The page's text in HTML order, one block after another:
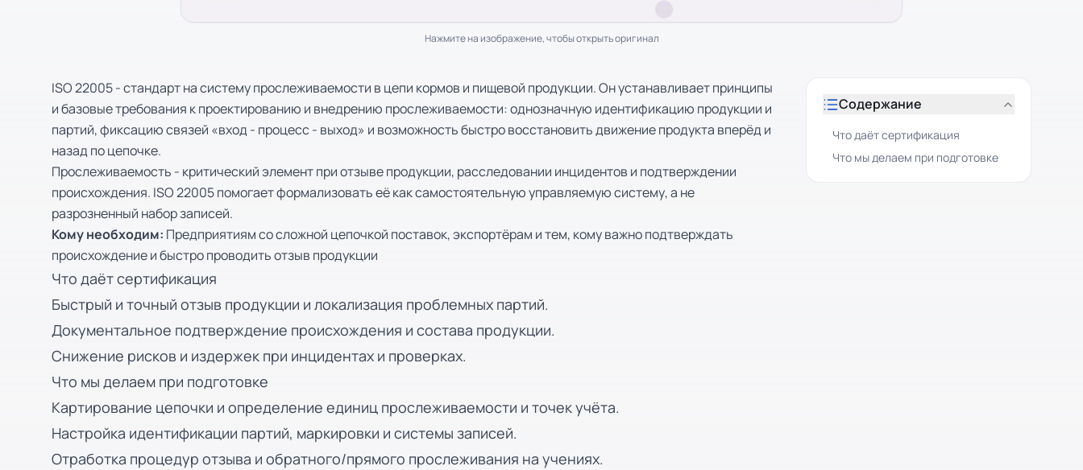
Нажмите на изображение, чтобы открыть оригинал
ISO 22005 - стандарт на систему прослеживаемости в цепи кормов и пищевой продукции. Он устанавливает принципы
и базовые требования к проектированию и внедрению прослеживаемости: однозначную идентификацию продукции и
партий, фиксацию связей «вход - процесс - выход» и возможность быстро восстановить движение продукта вперёд и
назад по цепочке.
Прослеживаемость - критический элемент при отзыве продукции, расследовании инцидентов и подтверждении
происхождения. ISO 22005 помогает формализовать её как самостоятельную управляемую систему, а не
разрозненный набор записей.
Кому необходим: Предприятиям со сложной цепочкой поставок, экспортёрам и тем, кому важно подтверждать
происхождение и быстро проводить отзыв продукции
Что даёт сертификация
Быстрый и точный отзыв продукции и локализация проблемных партий.
Документальное подтверждение происхождения и состава продукции.
Снижение рисков и издержек при инцидентах и проверках.
Что мы делаем при подготовке
Картирование цепочки и определение единиц прослеживаемости и точек учёта.
Настройка идентификации партий, маркировки и системы записей.
Отработка процедур отзыва и обратного/прямого прослеживания на учениях.
Содержание
Что даёт сертификация
Что мы делаем при подготовке